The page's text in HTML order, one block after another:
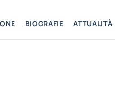
BIOGRAFIE ATTUALITÀ